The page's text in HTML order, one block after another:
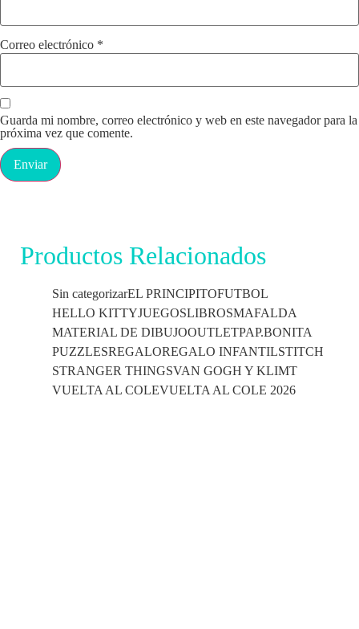
Correo electrónico *
Guarda mi nombre, correo electrónico y web en este navegador para la
próxima vez que comente.
Productos Relacionados
Sin categorizarEL PRINCIPITOFUTBOL
HELLO KITTYJUEGOSLIBROSMAFALDA
MATERIAL DE DIBUJOOUTLETPAP.BONITA
PUZZLESREGALOREGALO INFANTILSTITCH
STRANGER THINGSVAN GOGH Y KLIMT
VUELTA AL COLEVUELTA AL COLE 2026